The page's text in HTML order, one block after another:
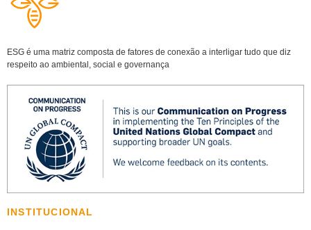
ESG é uma matriz composta de fatores de conexão a interligar tudo que diz
respeito ao ambiental, social e governança
INSTITUCIONAL